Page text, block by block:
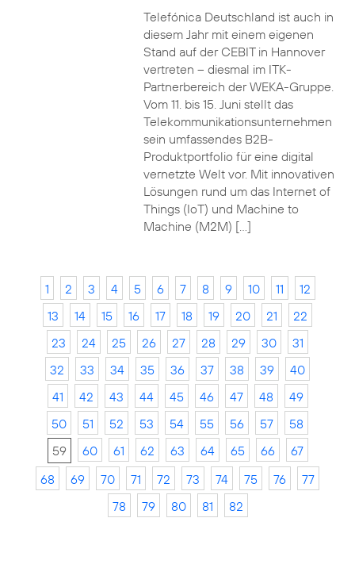
Telefónica Deutschland ist auch in
diesem Jahr mit einem eigenen
Stand auf der CEBIT in Hannover
vertreten – diesmal im ITK-
Partnerbereich der WEKA-Gruppe.
Vom 11. bis 15. Juni stellt das
Telekommunikationsunternehmen
sein umfassendes B2B-
Produktportfolio für eine digital
vernetzte Welt vor. Mit innovativen
Lösungen rund um das Internet of
Things (IoT) und Machine to
Machine (M2M) […]
1 2 3 4 5 6 7 8 9 10 11
12
13
14 15 16 17 18 19 20 21
22
23
24 25 26 27 28 29 30
31
32
33 34 35 36 37 38 39
40
41
42 43 44 45 46 47 48
49
50
51 52 53 54 55 56 57
58
59
60 61 62 63 64 65 66
67
68
69 70 71 72 73 74 75 76
77
78
79 80 81 82